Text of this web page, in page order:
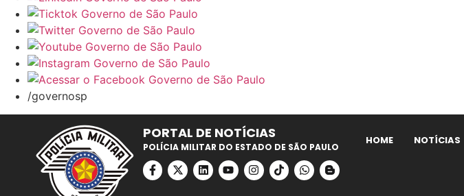
/governosp
PORTAL DE NOTÍCIAS
POLÍCIA MILITAR DO ESTADO DE SÃO PAULO
HOME NOTÍCIAS